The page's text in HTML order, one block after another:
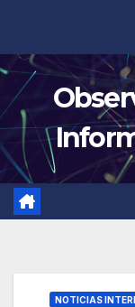
contenido
NOTICIAS